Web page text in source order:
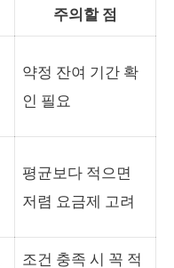
주의할 점
약정 잔여 기간 확
인 필요
평균보다 적으면
저렴 요금제 고려
조건 충족 시 꼭 적